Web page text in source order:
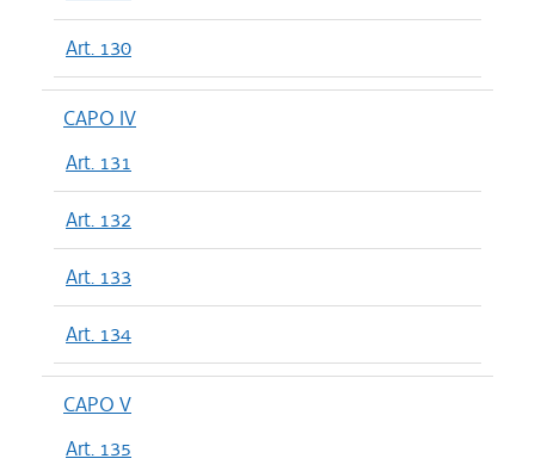
Art. 130
CAPO IV
Art. 131
Art. 132
Art. 133
Art. 134
CAPO V
Art. 135